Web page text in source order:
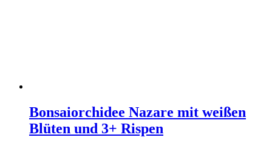
Bonsaiorchidee Nazare mit weißen
Blüten und 3+ Rispen